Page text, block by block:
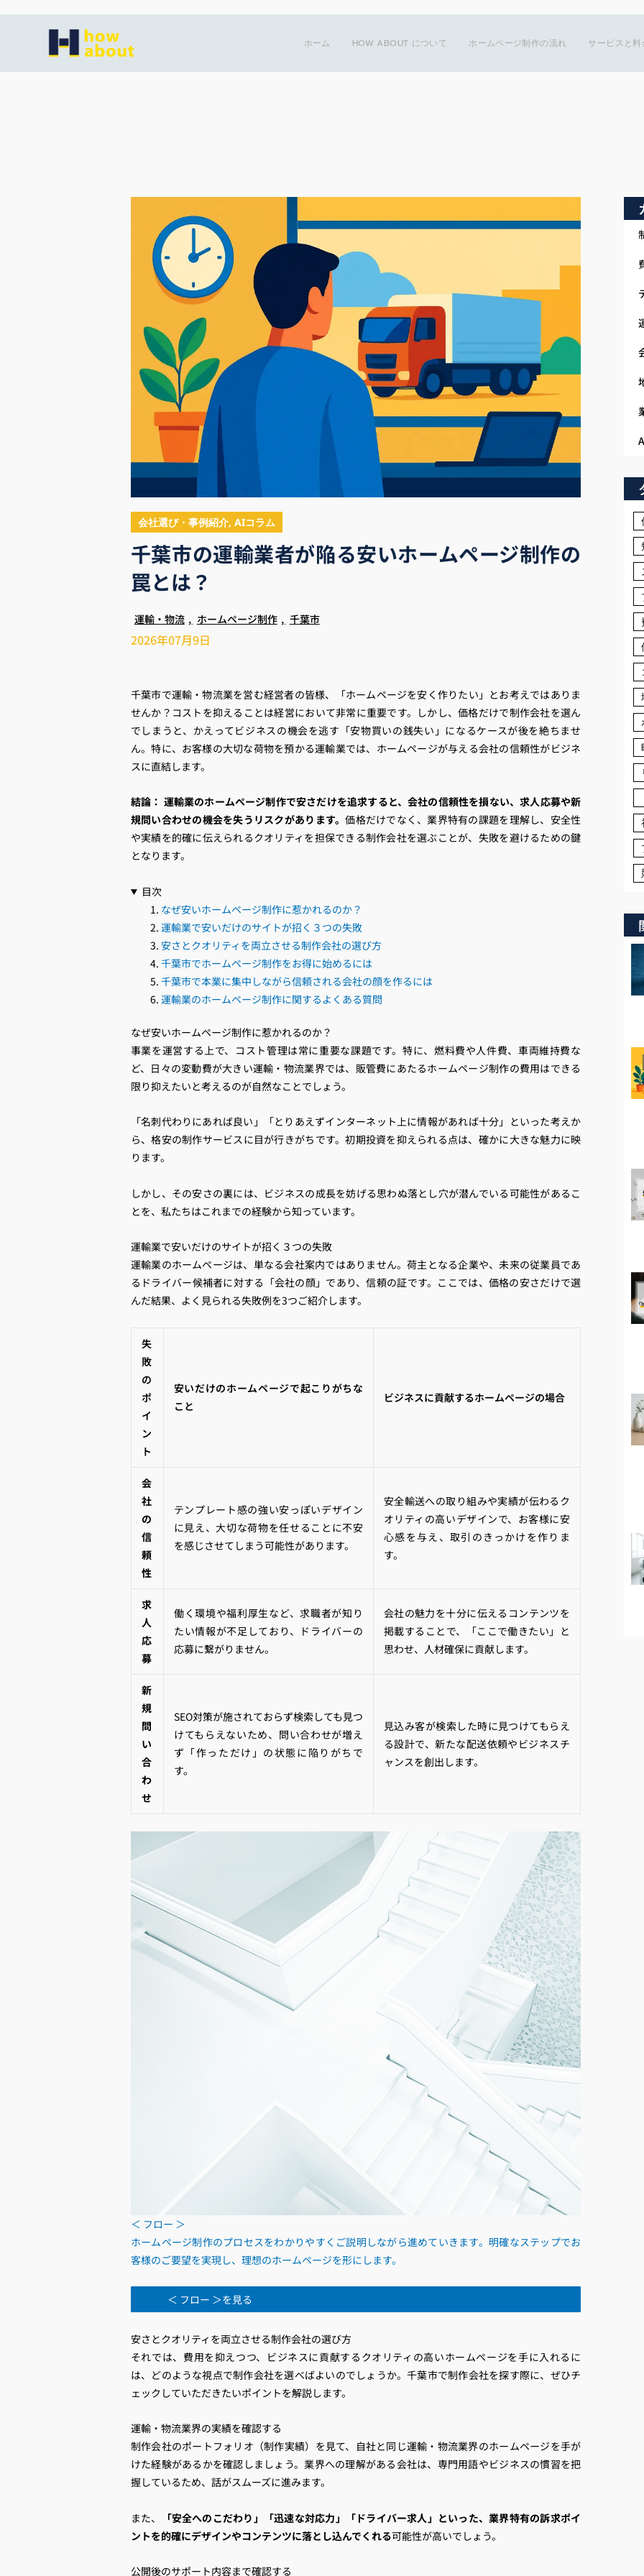
ス
ホーム HOW ABOUT について ホームページ制作の流れ サービスと料
会社選び・事例紹介, AIコラム
千葉市の運輸業者が陥る安いホームページ制作の
罠とは？
運輸・物流 , ホームページ制作 , 千葉市
2026年07月9日
千葉市で運輸・物流業を営む経営者の皆様、「ホームページを安く作りたい」とお考えではありま
せんか？コストを抑えることは経営において非常に重要です。しかし、価格だけで制作会社を選ん
でしまうと、かえってビジネスの機会を逃す「安物買いの銭失い」になるケースが後を絶ちませ
ん。特に、お客様の大切な荷物を預かる運輸業では、ホームページが与える会社の信頼性がビジネ
スに直結します。
結論： 運輸業のホームページ制作で安さだけを追求すると、会社の信頼性を損ない、求人応募や新
規問い合わせの機会を失うリスクがあります。価格だけでなく、業界特有の課題を理解し、安全性
や実績を的確に伝えられるクオリティを担保できる制作会社を選ぶことが、失敗を避けるための鍵
となります。
目次
なぜ安いホームページ制作に惹かれるのか？
運輸業で安いだけのサイトが招く３つの失敗
安さとクオリティを両立させる制作会社の選び方
千葉市でホームページ制作をお得に始めるには
千葉市で本業に集中しながら信頼される会社の顔を作るには
運輸業のホームページ制作に関するよくある質問
なぜ安いホームページ制作に惹かれるのか？
事業を運営する上で、コスト管理は常に重要な課題です。特に、燃料費や人件費、車両維持費な
ど、日々の変動費が大きい運輸・物流業界では、販管費にあたるホームページ制作の費用はできる
限り抑えたいと考えるのが自然なことでしょう。
「名刺代わりにあれば良い」「とりあえずインターネット上に情報があれば十分」といった考えか
ら、格安の制作サービスに目が行きがちです。初期投資を抑えられる点は、確かに大きな魅力に映
ります。
しかし、その安さの裏には、ビジネスの成長を妨げる思わぬ落とし穴が潜んでいる可能性があるこ
とを、私たちはこれまでの経験から知っています。
運輸業で安いだけのサイトが招く３つの失敗
運輸業のホームページは、単なる会社案内ではありません。荷主となる企業や、未来の従業員であ
るドライバー候補者に対する「会社の顔」であり、信頼の証です。ここでは、価格の安さだけで選
んだ結果、よく見られる失敗例を3つご紹介します。
失
敗
の
ポ
イ
ン
ト
安いだけのホームページで起こりがちな
こと
ビジネスに貢献するホームページの場合
会
社
の
信
頼
性
テンプレート感の強い安っぽいデザイン
に見え、大切な荷物を任せることに不安
を感じさせてしまう可能性があります。
安全輸送への取り組みや実績が伝わるク
オリティの高いデザインで、お客様に安
心感を与え、取引のきっかけを作りま
す。
求
人
応
募
働く環境や福利厚生など、求職者が知り
たい情報が不足しており、ドライバーの
応募に繋がりません。
会社の魅力を十分に伝えるコンテンツを
掲載することで、「ここで働きたい」と
思わせ、人材確保に貢献します。
新
規
問
い
合
わ
せ
SEO対策が施されておらず検索しても見つ
けてもらえないため、問い合わせが増え
ず「作っただけ」の状態に陥りがちで
す。
見込み客が検索した時に見つけてもらえ
る設計で、新たな配送依頼やビジネスチ
ャンスを創出します。
＜ フロー ＞
ホームページ制作のプロセスをわかりやすくご説明しながら進めていきます。明確なステップでお
客様のご要望を実現し、理想のホームページを形にします。
＜ フロー ＞を見る
安さとクオリティを両立させる制作会社の選び方
それでは、費用を抑えつつ、ビジネスに貢献するクオリティの高いホームページを手に入れるに
は、どのような視点で制作会社を選べばよいのでしょうか。千葉市で制作会社を探す際に、ぜひチ
ェックしていただきたいポイントを解説します。
運輸・物流業界の実績を確認する
制作会社のポートフォリオ（制作実績）を見て、自社と同じ運輸・物流業界のホームページを手が
けた経験があるかを確認しましょう。業界への理解がある会社は、専門用語やビジネスの慣習を把
握しているため、話がスムーズに進みます。
また、
「安全へのこだわり」「迅速な対応力」「ドライバー求人」といった、業界特有の訴求ポイ
ントを的確にデザインやコンテンツに落とし込んでくれる可能性が高いでしょう。
公開後のサポート内容まで確認する